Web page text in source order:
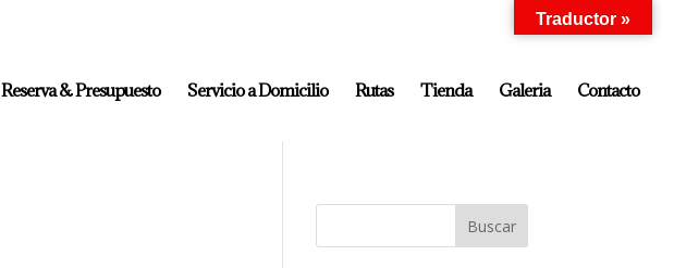
Reserva & Presupuesto Servicio a Domicilio Rutas Tienda Galeria Contacto
Traductor »